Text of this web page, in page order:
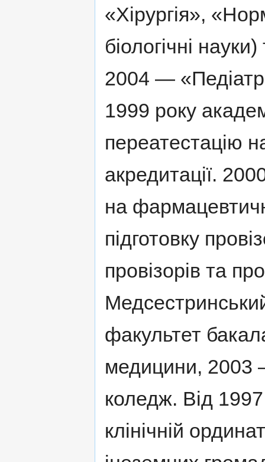
«Хiрургiя»,
бiологiчнi
2004 —
1999 року
переатестацiю
акредитацiї.
на
пiдготовку
провiзорів та
факультет
медицини, 2003
коледж. Від
клiнiчнiй